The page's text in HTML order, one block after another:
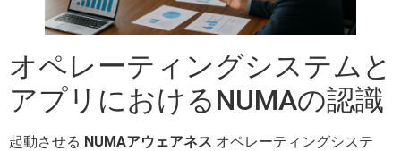
オペレーティングシステムと
アプリにおけるNUMAの認識
起動させる NUMAアウェアネス オペレーティングシステ